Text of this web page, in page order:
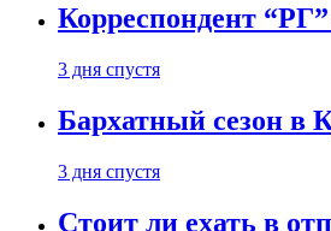
Корреспондент
3 дня спустя
Бархатный сезон в
3 дня спустя
Стоит ли ехать в